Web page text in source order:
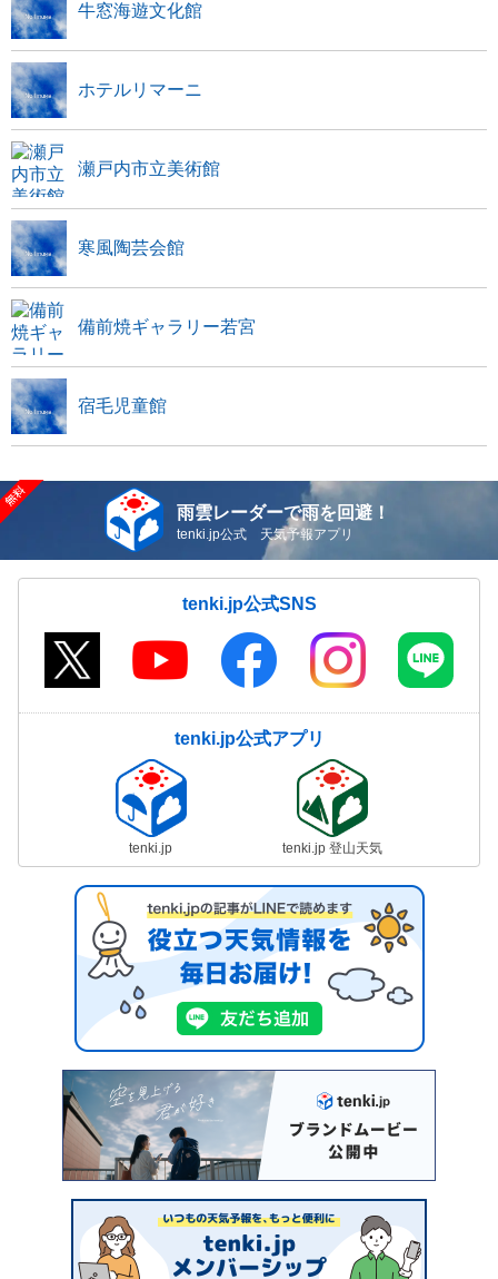
牛窓海遊文化館
ホテルリマーニ
瀬戸内市立美術館
寒風陶芸会館
備前焼ギャラリー若宮
宿毛児童館
雨雲レーダーで雨を回避！
tenki.jp公式 天気予報アプリ
tenki.jp公式SNS
tenki.jp公式アプリ
tenki.jp tenki.jp 登山天気